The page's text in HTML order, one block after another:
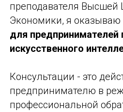
преподавателя
Экономики, я оказываю
для предпринимателей
искусственного
Консультации - это
предпринимателю в
профессиональной